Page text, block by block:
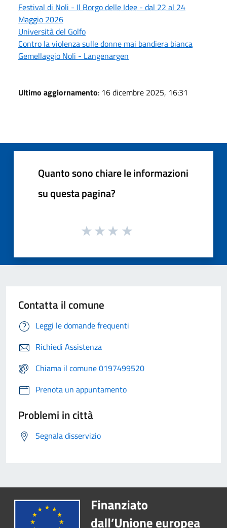
Festival di Noli - Il Borgo delle Idee - dal 22 al 24
Maggio 2026
Università del Golfo
Contro la violenza sulle donne mai bandiera bianca
Gemellaggio Noli - Langenargen
Ultimo aggiornamento: 16 dicembre 2025, 16:31
Quanto sono chiare le informazioni
su questa pagina?
Contatta il comune
Leggi le domande frequenti
Richiedi Assistenza
Chiama il comune 0197499520
Prenota un appuntamento
Problemi in città
Segnala disservizio